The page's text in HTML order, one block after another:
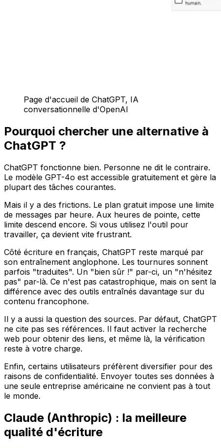
Page d'accueil de ChatGPT, IA
conversationnelle d'OpenAI
Pourquoi chercher une alternative à
ChatGPT ?
ChatGPT fonctionne bien. Personne ne dit le contraire.
Le modèle GPT-4o est accessible gratuitement et gère la
plupart des tâches courantes.
Mais il y a des frictions. Le plan gratuit impose une limite
de messages par heure. Aux heures de pointe, cette
limite descend encore. Si vous utilisez l'outil pour
travailler, ça devient vite frustrant.
Côté écriture en français, ChatGPT reste marqué par
son entraînement anglophone. Les tournures sonnent
parfois "traduites". Un "bien sûr !" par-ci, un "n'hésitez
pas" par-là. Ce n'est pas catastrophique, mais on sent la
différence avec des outils entraînés davantage sur du
contenu francophone.
Il y a aussi la question des sources. Par défaut, ChatGPT
ne cite pas ses références. Il faut activer la recherche
web pour obtenir des liens, et même là, la vérification
reste à votre charge.
Enfin, certains utilisateurs préfèrent diversifier pour des
raisons de confidentialité. Envoyer toutes ses données à
une seule entreprise américaine ne convient pas à tout
le monde.
Claude (Anthropic) : la meilleure
qualité d'écriture